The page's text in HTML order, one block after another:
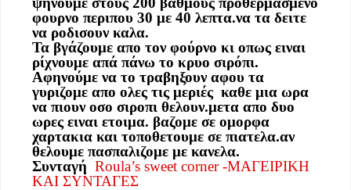
φουρνο περιπου 30 με 40 λεπτα.να τα δειτε
να ροδισουν καλα.
Τα βγάζουμε απο τον φούρνο κι οπως ειναι
ρίχνουμε απά πάνω το κρυο σιρόπι.
Αφηνούμε να το τραβηξουν αφου τα
γυριζομε απο ολες τις μεριές καθε μια ωρα
να πιουν οσο σιροπι θελουν.μετα απο δυο
ωρες ειναι ετοιμα. βαζομε σε ομορφα
χαρτακια και τοποθετουμε σε πιατελα.αν
θελουμε πασπαλιζομε με κανελα.
Συνταγή Roula’s sweet corner -MAΓΕΙΡΙΚΗ
ΚΑΙ ΣΥΝΤΑΓΕΣ